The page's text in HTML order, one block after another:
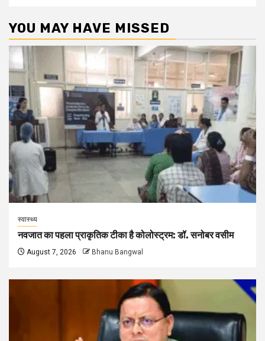
YOU MAY HAVE MISSED
स्वास्थ्य
नवजात का पहला प्राकृतिक टीका है कोलोस्ट्रम: डॉ. सनोबर वसीम
August 7, 2026 Bhanu Bangwal